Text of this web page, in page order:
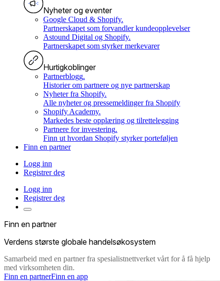
Nyheter og eventer
Google Cloud & Shopify.
Partnerskapet som forvandler kundeopplevelser
Astound Digital og Shopify.
Partnerskapet som styrker merkevarer
Hurtigkoblinger
Partnerblogg.
Historier om partnere og nye partnerskap
Nyheter fra Shopify.
Alle nyheter og pressemeldinger fra Shopify
Shopify Academy.
Markedes beste opplæring og tilrettelegging
Partnere for investering.
Finn ut hvordan Shopify styrker porteføljen
Finn en partner
Logg inn
Registrer deg
Logg inn
Registrer deg
Finn en partner
Verdens største globale handelsøkosystem
Samarbeid med en partner fra spesialistnettverket vårt for å få hjelp
med virksomheten din.
Finn en partnerFinn en app